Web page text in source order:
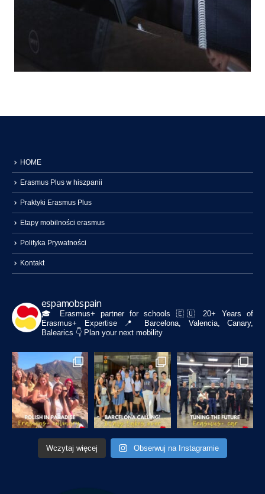
HOME
Erasmus Plus w hiszpanii
Praktyki Erasmus Plus
Etapy mobilności erasmus
Polityka Prywatności
Kontakt
espamobspain
🎓 Erasmus+ partner for schools 🇪🇺 20+ Years of
Erasmus+ Expertise📍 Barcelona, Valencia, Canary,
Balearics 👇 Plan your next mobility
Wczytaj więcej Obserwuj na Instagramie